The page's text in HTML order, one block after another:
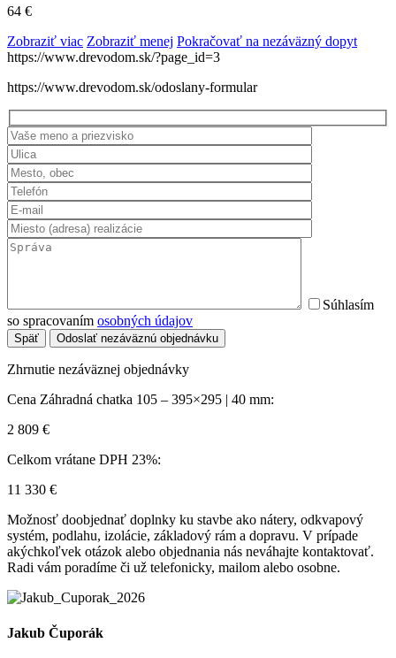
64 €
Zobraziť viac Zobraziť menej Pokračovať na nezáväzný dopyt
https://www.drevodom.sk/?page_id=3
https://www.drevodom.sk/odoslany-formular
Súhlasím
so spracovaním osobných údajov
Späť Odoslať nezáväznú objednávku
Zhrnutie nezáväznej objednávky
Cena Záhradná chatka 105 – 395×295 | 40 mm:
2 809 €
Celkom vrátane DPH 23%:
11 330 €
Možnosť doobjednať doplnky ku stavbe ako nátery, odkvapový
systém, podlahu, izolácie, základový rám a dopravu. V prípade
akýchkoľvek otázok alebo objednania nás neváhajte kontaktovať.
Radi vám poradíme či už telefonicky, mailom alebo osobne.
Jakub Čuporák